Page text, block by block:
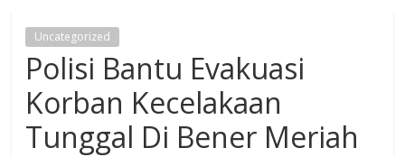
Uncategorized
Polisi Bantu Evakuasi
Korban Kecelakaan
Tunggal Di Bener Meriah